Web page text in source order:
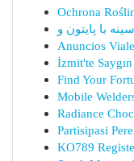
Ochrona
Anuncios
İzmit'te
Find Your
Mobile
Radiance
Partisipasi
KO789